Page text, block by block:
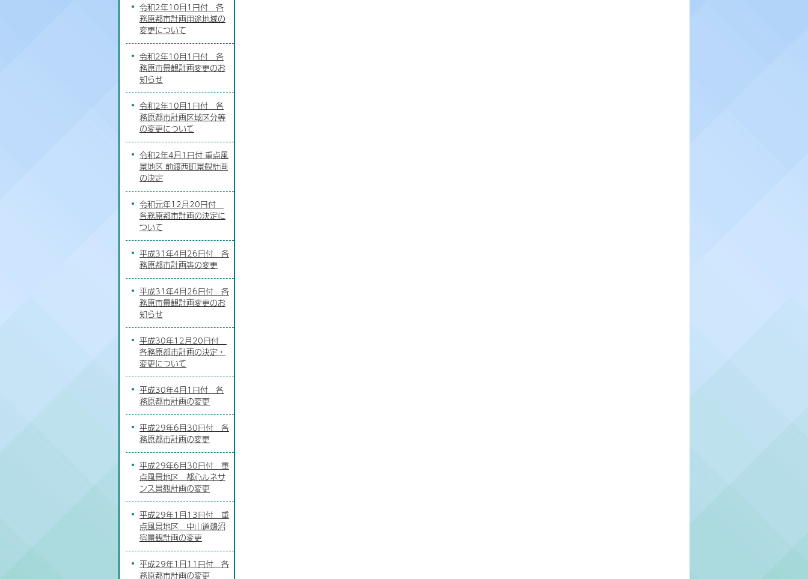
令和2年10月1日付 各
務原都市計画用途地域の
変更について
令和2年10月1日付 各
務原市景観計画変更のお
知らせ
令和2年10月1日付 各
務原都市計画区域区分等
の変更について
令和2年4月1日付 重点風
景地区 前渡西町景観計画
の決定
令和元年12月20日付
各務原都市計画の決定に
ついて
平成31年4月26日付 各
務原都市計画等の変更
平成31年4月26日付 各
務原市景観計画変更のお
知らせ
平成30年12月20日付
各務原都市計画の決定・
変更について
平成30年4月1日付 各
務原都市計画の変更
平成29年6月30日付 各
務原都市計画の変更
平成29年6月30日付 重
点風景地区 都心ルネサ
ンス景観計画の変更
平成29年1月13日付 重
点風景地区 中山道鵜沼
宿景観計画の変更
平成29年1月11日付 各
務原都市計画の変更